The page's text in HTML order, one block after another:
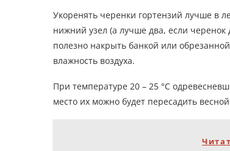
Укоренять черенки гортензий лучше в
нижний узел (а лучше два, если
полезно накрыть банкой или
влажность воздуха.
При температуре 20 – 25 °С
место их можно будет пересадить